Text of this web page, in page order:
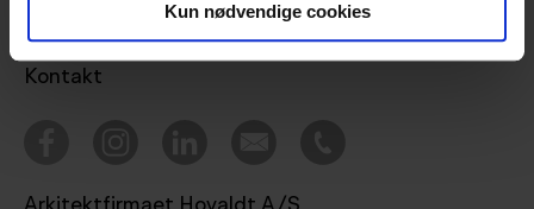
Kun nødvendige cookies
Nyheder
Kontakt